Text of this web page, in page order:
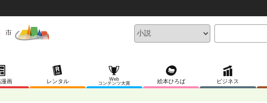
画 レンタル
Web
コンテンツ大賞
絵本ひろば ビジネス